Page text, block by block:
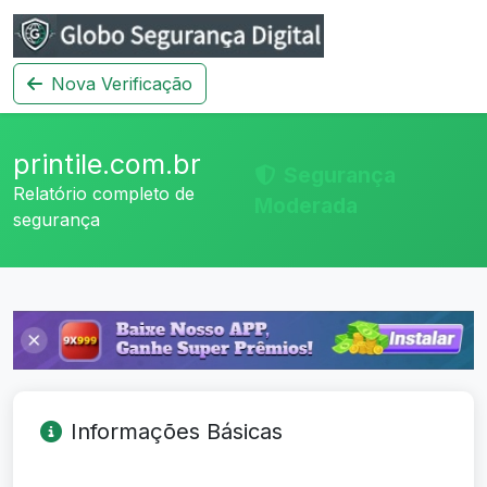
Nova Verificação
printile.com.br
Relatório completo de
segurança
Informações Básicas